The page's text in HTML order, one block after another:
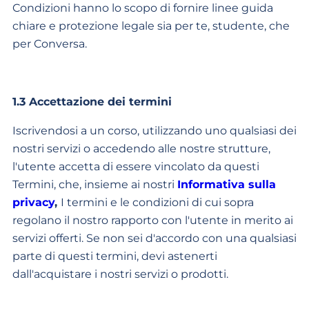
Condizioni hanno lo scopo di fornire linee guida
chiare e protezione legale sia per te, studente, che
per Conversa.
1.3 Accettazione dei termini
Iscrivendosi a un corso, utilizzando uno qualsiasi dei
nostri servizi o accedendo alle nostre strutture,
l'utente accetta di essere vincolato da questi
Termini, che, insieme ai nostri Informativa sulla
privacy, I termini e le condizioni di cui sopra
regolano il nostro rapporto con l'utente in merito ai
servizi offerti. Se non sei d'accordo con una qualsiasi
parte di questi termini, devi astenerti
dall'acquistare i nostri servizi o prodotti.